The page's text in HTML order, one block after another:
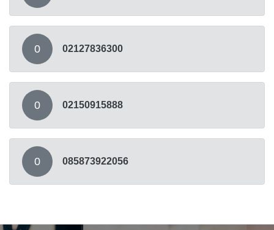
0 02127836300
0 02150915888
0 085873922056